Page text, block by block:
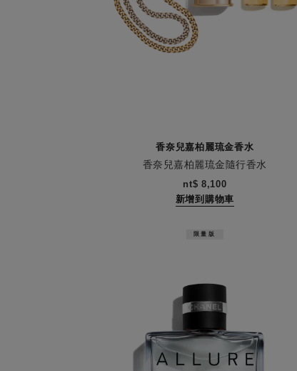
香奈兒嘉柏麗琉金香水
香奈兒嘉柏麗琉金隨行香水
nt$ 8,100
新增到購物車
限量版